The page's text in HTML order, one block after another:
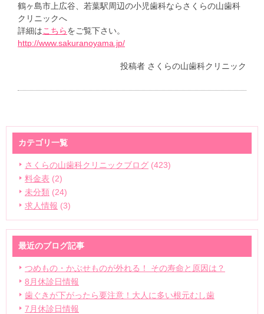
鶴ヶ島市上広谷、若葉駅周辺の小児歯科ならさくらの山歯科
クリニックへ
詳細はこちら をご覧下さい。
http://www.sakuranoyama.jp/
投稿者 さくらの山歯科クリニック
カテゴリ一覧
さくらの山歯科クリニックブログ (423)
料金表 (2)
未分類 (24)
求人情報 (3)
最近のブログ記事
つめもの・かぶせものが外れる！ その寿命と原因は？
8月休診日情報
歯ぐきが下がったら要注意！大人に多い根元むし歯
7月休診日情報